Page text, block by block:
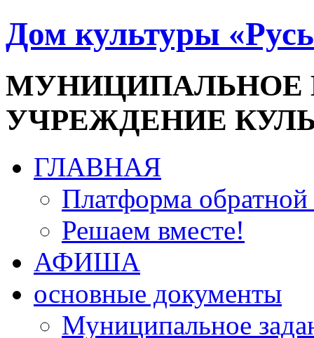
Дом культуры
УЧРЕЖДЕНИЕ
ГЛАВНАЯ
Платформа обратной
Решаем вместе!
АФИША
основные документы
Муниципальное